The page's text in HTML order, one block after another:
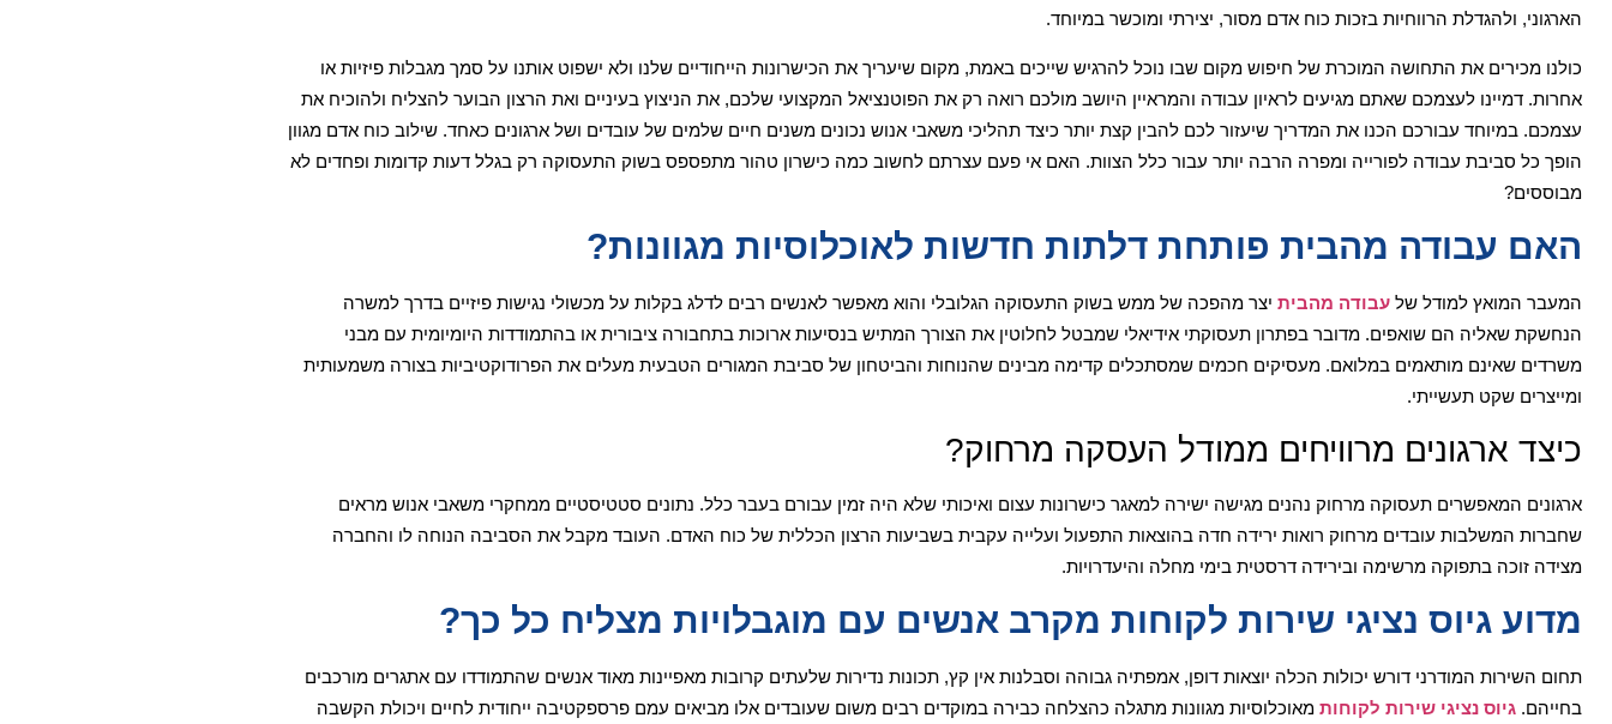
הארגוני, ולהגדלת הרווחיות בזכות כוח אדם מסור, יצירתי ומוכשר במיוחד.
כולנו מכירים את התחושה המוכרת של חיפוש מקום שבו נוכל להרגיש שייכים באמת, מקום שיעריך את הכישרונות הייחודיים שלנו ולא ישפוט אותנו על סמך מגבלות פיזיות או
אחרות. דמיינו לעצמכם שאתם מגיעים לראיון עבודה והמראיין היושב מולכם רואה רק את הפוטנציאל המקצועי שלכם, את הניצוץ בעיניים ואת הרצון הבוער להצליח ולהוכיח את
עצמכם. במיוחד עבורכם הכנו את המדריך שיעזור לכם להבין קצת יותר כיצד תהליכי משאבי אנוש נכונים משנים חיים שלמים של עובדים ושל ארגונים כאחד. שילוב כוח אדם מגוון
הופך כל סביבת עבודה לפורייה ומפרה הרבה יותר עבור כלל הצוות. האם אי פעם עצרתם לחשוב כמה כישרון טהור מתפספס בשוק התעסוקה רק בגלל דעות קדומות ופחדים לא
מבוססים?
האם עבודה מהבית פותחת דלתות חדשות לאוכלוסיות מגוונות?
המעבר המואץ למודל של עבודה מהבית יצר מהפכה של ממש בשוק התעסוקה הגלובלי והוא מאפשר לאנשים רבים לדלג בקלות על מכשולי נגישות פיזיים בדרך למשרה
הנחשקת שאליה הם שואפים. מדובר בפתרון תעסוקתי אידיאלי שמבטל לחלוטין את הצורך המתיש בנסיעות ארוכות בתחבורה ציבורית או בהתמודדות היומיומית עם מבני
משרדים שאינם מותאמים במלואם. מעסיקים חכמים שמסתכלים קדימה מבינים שהנוחות והביטחון של סביבת המגורים הטבעית מעלים את הפרודוקטיביות בצורה משמעותית
ומייצרים שקט תעשייתי.
כיצד ארגונים מרוויחים ממודל העסקה מרחוק?
ארגונים המאפשרים תעסוקה מרחוק נהנים מגישה ישירה למאגר כישרונות עצום ואיכותי שלא היה זמין עבורם בעבר כלל. נתונים סטטיסטיים ממחקרי משאבי אנוש מראים
שחברות המשלבות עובדים מרחוק רואות ירידה חדה בהוצאות התפעול ועלייה עקבית בשביעות הרצון הכללית של כוח האדם. העובד מקבל את הסביבה הנוחה לו והחברה
מצידה זוכה בתפוקה מרשימה ובירידה דרסטית בימי מחלה והיעדרויות.
מדוע גיוס נציגי שירות לקוחות מקרב אנשים עם מוגבלויות מצליח כל כך?
תחום השירות המודרני דורש יכולות הכלה יוצאות דופן, אמפתיה גבוהה וסבלנות אין קץ, תכונות נדירות שלעתים קרובות מאפיינות מאוד אנשים שהתמודדו עם אתגרים מורכבים
בחייהם. גיוס נציגי שירות לקוחות מאוכלוסיות מגוונות מתגלה כהצלחה כבירה במוקדים רבים משום שעובדים אלו מביאים עמם פרספקטיבה ייחודית לחיים ויכולת הקשבה